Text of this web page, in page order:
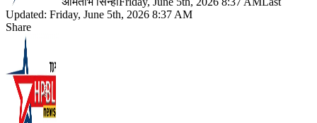
Updated: Friday, June 5th, 2026 8:37 AM
Share
Facebook
LinkedIn
Pinterest
WhatsApp
Telegram